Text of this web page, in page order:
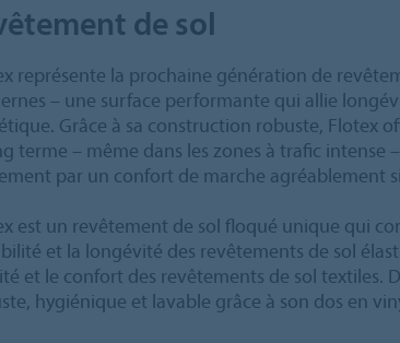
de sol
représente la prochaine génération de
– une surface performante qui allie
Grâce à sa construction robuste, Flotex
terme – même dans les zones à trafic intense
par un confort de marche agréablement
est un revêtement de sol floqué unique qui
et la longévité des revêtements de sol
et le confort des revêtements de sol textiles.
hygiénique et lavable grâce à son dos en